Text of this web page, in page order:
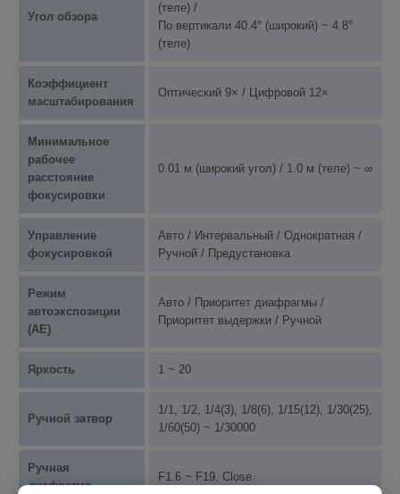
Угол обзора
(теле) /
По вертикали 40.4° (широкий) ~ 4.8°
(теле)
Коэффициент
масштабирования
Оптический 9× / Цифровой 12×
Минимальное
рабочее
расстояние
фокусировки
0.01 м (широкий угол) / 1.0 м (теле) ~ ∞
Управление
фокусировкой
Авто / Интервальный / Однократная /
Ручной / Предустановка
Режим
автоэкспозиции
(AE)
Авто / Приоритет диафрагмы /
Приоритет выдержки / Ручной
Яркость 1 ~ 20
Ручной затвор
1/1, 1/2, 1/4(3), 1/8(6), 1/15(12), 1/30(25),
1/60(50) ~ 1/30000
Ручная
диафрагма
F1.6 ~ F19, Close